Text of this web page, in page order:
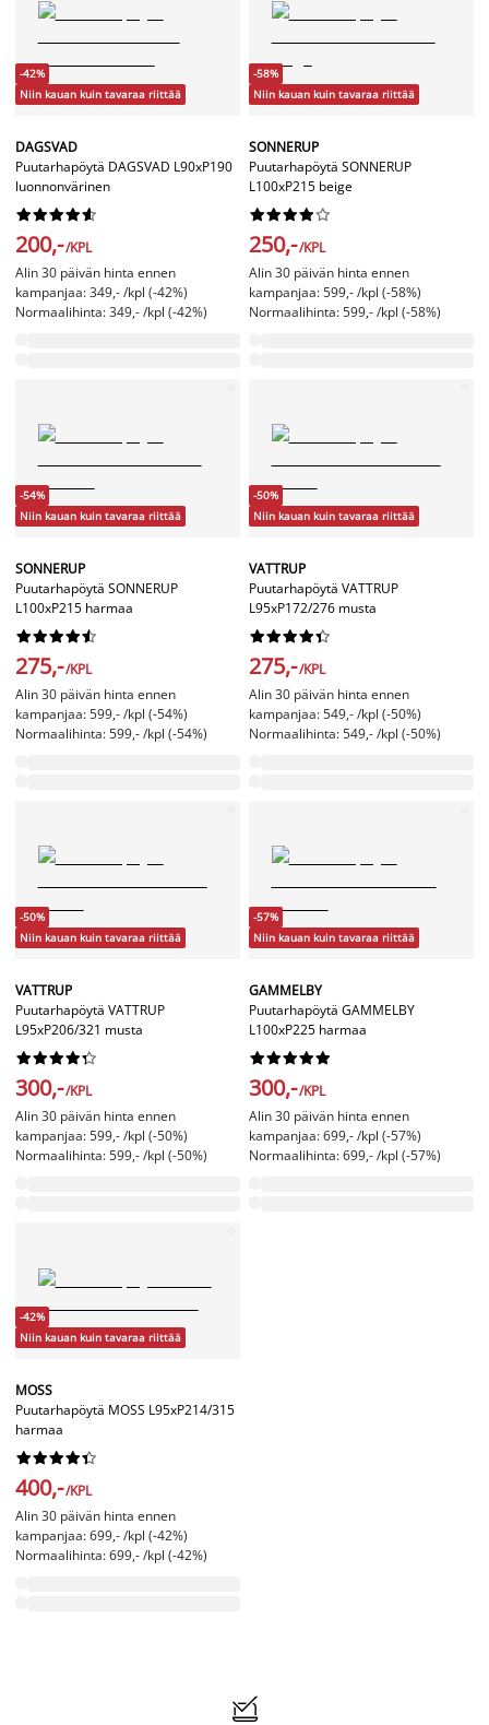
-42%
Niin kauan kuin tavaraa riittää
DAGSVAD
Puutarhapöytä DAGSVAD L90xP190
luonnonvärinen






200,-/KPL
Alin 30 päivän hinta ennen
kampanjaa: 349,- /kpl (-42%)
Normaalihinta: 349,- /kpl (-42%)
-58%
Niin kauan kuin tavaraa riittää
SONNERUP
Puutarhapöytä SONNERUP
L100xP215 beige






250,-/KPL
Alin 30 päivän hinta ennen
kampanjaa: 599,- /kpl (-58%)
Normaalihinta: 599,- /kpl (-58%)
-54%
Niin kauan kuin tavaraa riittää
SONNERUP
Puutarhapöytä SONNERUP
L100xP215 harmaa






275,-/KPL
Alin 30 päivän hinta ennen
kampanjaa: 599,- /kpl (-54%)
Normaalihinta: 599,- /kpl (-54%)
-50%
Niin kauan kuin tavaraa riittää
VATTRUP
Puutarhapöytä VATTRUP
L95xP172/276 musta






275,-/KPL
Alin 30 päivän hinta ennen
kampanjaa: 549,- /kpl (-50%)
Normaalihinta: 549,- /kpl (-50%)
-50%
Niin kauan kuin tavaraa riittää
VATTRUP
Puutarhapöytä VATTRUP
L95xP206/321 musta






300,-/KPL
Alin 30 päivän hinta ennen
kampanjaa: 599,- /kpl (-50%)
Normaalihinta: 599,- /kpl (-50%)
-57%
Niin kauan kuin tavaraa riittää
GAMMELBY
Puutarhapöytä GAMMELBY
L100xP225 harmaa






300,-/KPL
Alin 30 päivän hinta ennen
kampanjaa: 699,- /kpl (-57%)
Normaalihinta: 699,- /kpl (-57%)
-42%
Niin kauan kuin tavaraa riittää
MOSS
Puutarhapöytä MOSS L95xP214/315
harmaa






400,-/KPL
Alin 30 päivän hinta ennen
kampanjaa: 699,- /kpl (-42%)
Normaalihinta: 699,- /kpl (-42%)
